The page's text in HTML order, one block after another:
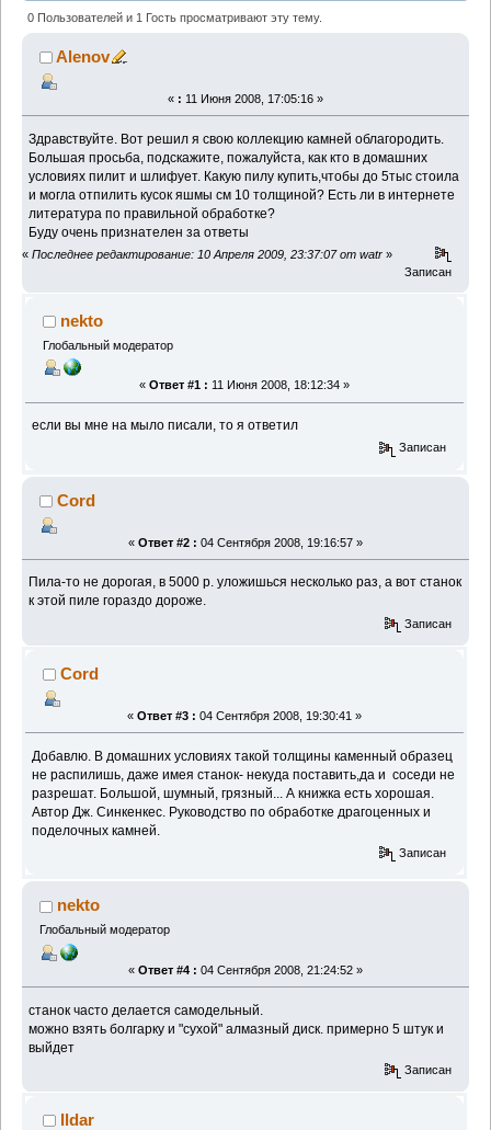
(Прочитано 55331 раз)
0 Пользователей и 1 Гость просматривают эту тему.
Alenov
« : 11 Июня 2008, 17:05:16 »
Здравствуйте. Вот решил я свою коллекцию камней облагородить.
Большая просьба, подскажите, пожалуйста, как кто в домашних
условиях пилит и шлифует. Какую пилу купить,чтобы до 5тыс стоила
и могла отпилить кусок яшмы см 10 толщиной? Есть ли в интернете
литература по правильной обработке?
Буду очень признателен за ответы
« Последнее редактирование: 10 Апреля 2009, 23:37:07 от watr »
Записан
nekto
Глобальный модератор
« Ответ #1 : 11 Июня 2008, 18:12:34 »
если вы мне на мыло писали, то я ответил
Записан
Cord
« Ответ #2 : 04 Сентября 2008, 19:16:57 »
Пила-то не дорогая, в 5000 р. уложишься несколько раз, а вот станок
к этой пиле гораздо дороже.
Записан
Cord
« Ответ #3 : 04 Сентября 2008, 19:30:41 »
Добавлю. В домашних условиях такой толщины каменный образец
не распилишь, даже имея станок- некуда поставить,да и соседи не
разрешат. Большой, шумный, грязный... А книжка есть хорошая.
Автор Дж. Синкенкес. Руководство по обработке драгоценных и
поделочных камней.
Записан
nekto
Глобальный модератор
« Ответ #4 : 04 Сентября 2008, 21:24:52 »
станок часто делается самодельный.
можно взять болгарку и "сухой" алмазный диск. примерно 5 штук и
выйдет
Записан
Ildar